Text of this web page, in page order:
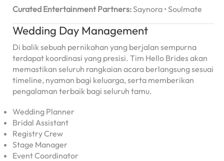
Curated Entertainment Partners:Saynora • Soulmate
Wedding Day Management
Di balik sebuah pernikahan yang berjalan sempurna
terdapat koordinasi yang presisi. Tim Hello Brides akan
memastikan seluruh rangkaian acara berlangsung sesuai
timeline, nyaman bagi keluarga, serta memberikan
pengalaman terbaik bagi seluruh tamu.
Wedding Planner
Bridal Assistant
Registry Crew
Stage Manager
Event Coordinator